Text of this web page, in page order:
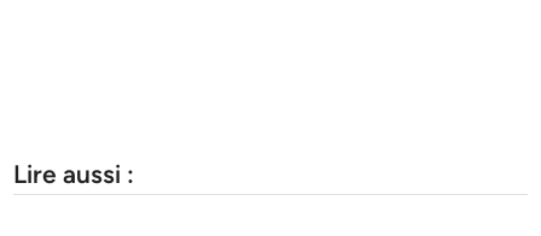
Lire aussi :